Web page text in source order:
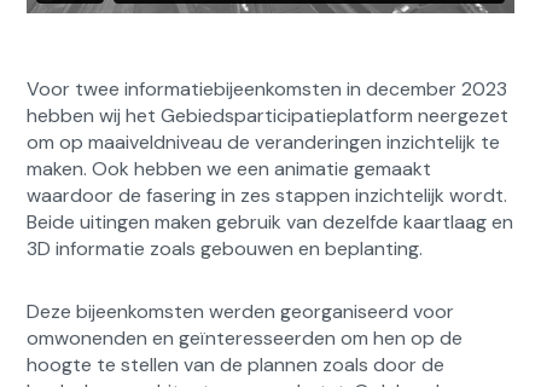
Voor twee informatiebijeenkomsten in december 2023
hebben wij het Gebiedsparticipatieplatform neergezet
om op maaiveldniveau de veranderingen inzichtelijk te
maken. Ook hebben we een animatie gemaakt
waardoor de fasering in zes stappen inzichtelijk wordt.
Beide uitingen maken gebruik van dezelfde kaartlaag en
3D informatie zoals gebouwen en beplanting.
Deze bijeenkomsten werden georganiseerd voor
omwonenden en geïnteresseerden om hen op de
hoogte te stellen van de plannen zoals door de